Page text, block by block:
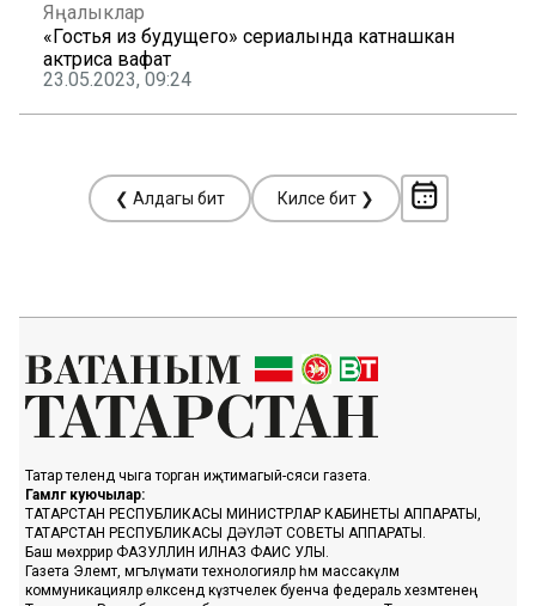
Яңалыклар
«Гостья из будущего» сериалында катнашкан
актриса вафат
23.05.2023, 09:24
❮ Алдагы бит Киләсе бит ❯
Татар телендә чыга торган иҗтимагый-сәяси газета.
Гамәлгә куючылар:
ТАТАРСТАН РЕСПУБЛИКАСЫ МИНИСТРЛАР КАБИНЕТЫ АППАРАТЫ,
ТАТАРСТАН РЕСПУБЛИКАСЫ ДӘҮЛӘТ СОВЕТЫ АППАРАТЫ.
Баш мөхәррир ФАЗУЛЛИН ИЛНАЗ ФАИС УЛЫ.
Газета Элемтә, мәгълүмати технологияләр һәм массакүләм
коммуникацияләр өлкәсендә күзәтчелек буенча федераль хезмәтенең